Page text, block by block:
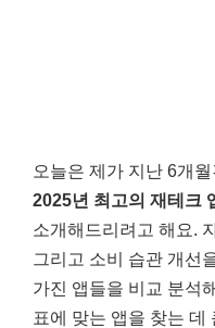
오늘은 제가 지난 6개
2025년 최고의 재테크
소개해드리려고 해요.
그리고 소비 습관 개선
가진 앱들을 비교 분석
표에 맞는 앱을 찾는 데